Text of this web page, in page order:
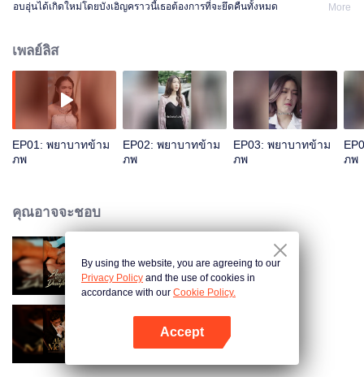
อบอุ่นได้เกิดใหม่โดยบังเอิญคราวนี้เธอต้องการที่จะยึดคืนทั้งหมด
More
เพลย์ลิส
EP01: พยาบาทข้าม
ภพ
EP02: พยาบาทข้าม
ภพ
EP03: พยาบาทข้าม
ภพ
ภพ
คุณอาจจะชอบ
ผูกพันกับภรรยาที่หายไป
อัลฟ่า กรุณาทำเครื่องหมายฉัน
By using the website, you are agreeing to our
Privacy Policy and the use of cookies in
accordance with our Cookie Policy.
Accept